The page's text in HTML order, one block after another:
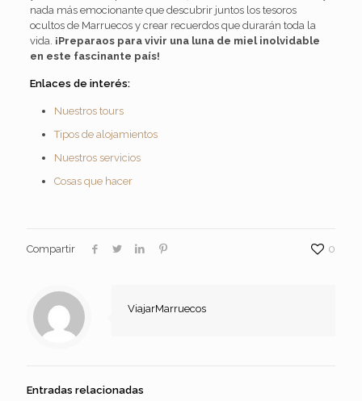
nada más emocionante que descubrir juntos los tesoros
ocultos de Marruecos y crear recuerdos que durarán toda la
vida. ¡Preparaos para vivir una luna de miel inolvidable
en este fascinante país!
Enlaces de interés:
Nuestros tours
Tipos de alojamientos
Nuestros servicios
Cosas que hacer
Compartir 0
ViajarMarruecos
Entradas relacionadas